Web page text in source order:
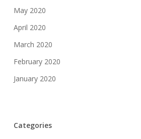
May 2020
April 2020
March 2020
February 2020
January 2020
Categories